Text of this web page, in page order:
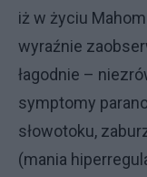
iż w życiu
wyraźnie
łagodnie –
symptomy
słowotoku,
(mania